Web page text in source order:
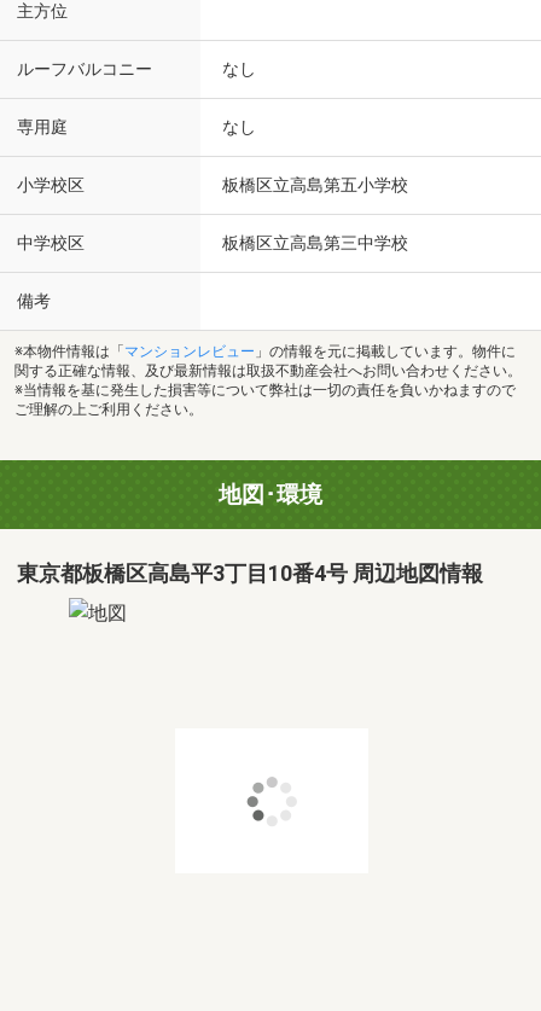
主方位
ルーフバルコニー なし
専用庭 なし
小学校区 板橋区立高島第五小学校
中学校区 板橋区立高島第三中学校
備考
※本物件情報は「 マンションレビュー 」の情報を元に掲載しています。物件に
関する正確な情報、及び最新情報は取扱不動産会社へお問い合わせください。
※当情報を基に発生した損害等について弊社は一切の責任を負いかねますので
ご理解の上ご利用ください。
地図･環境
東京都板橋区高島平3丁目10番4号 周辺地図情報